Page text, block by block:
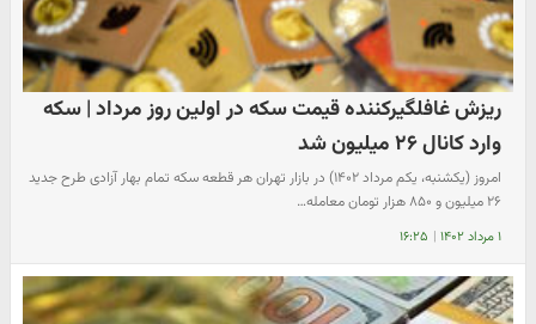
ریزش غافلگیرکننده قیمت سکه در اولین روز مرداد | سکه
وارد کانال ۲۶ میلیون شد
امروز (یکشنبه، یکم مرداد ۱۴۰۲) در بازار تهران هر قطعه سکه تمام بهار آزادی طرح جدید
۲۶ میلیون و ۸۵۰ هزار تومان معامله…
۱ مرداد ۱۴۰۲ | ۱۶:۲۵